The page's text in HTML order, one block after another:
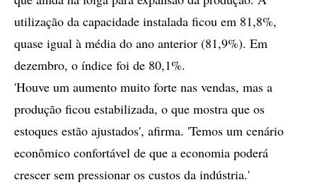
utilização da capacidade instalada ficou em 81,8%,
quase igual à média do ano anterior (81,9%). Em
dezembro, o índice foi de 80,1%.
'Houve um aumento muito forte nas vendas, mas a
produção ficou estabilizada, o que mostra que os
estoques estão ajustados', afirma. 'Temos um cenário
econômico confortável de que a economia poderá
crescer sem pressionar os custos da indústria.'